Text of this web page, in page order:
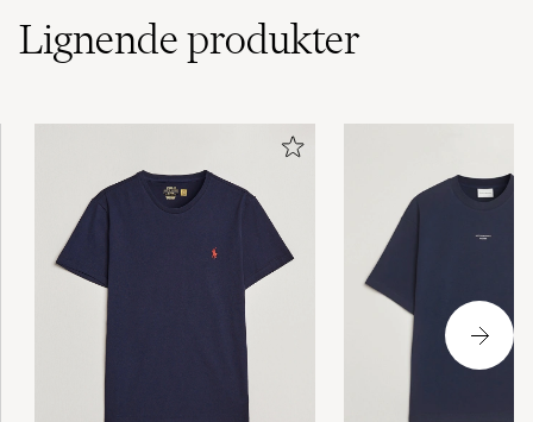
Lignendeprodukter